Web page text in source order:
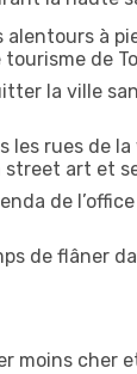
alentours à
de
la ville
les rues de
art et
de
de flâner
moins